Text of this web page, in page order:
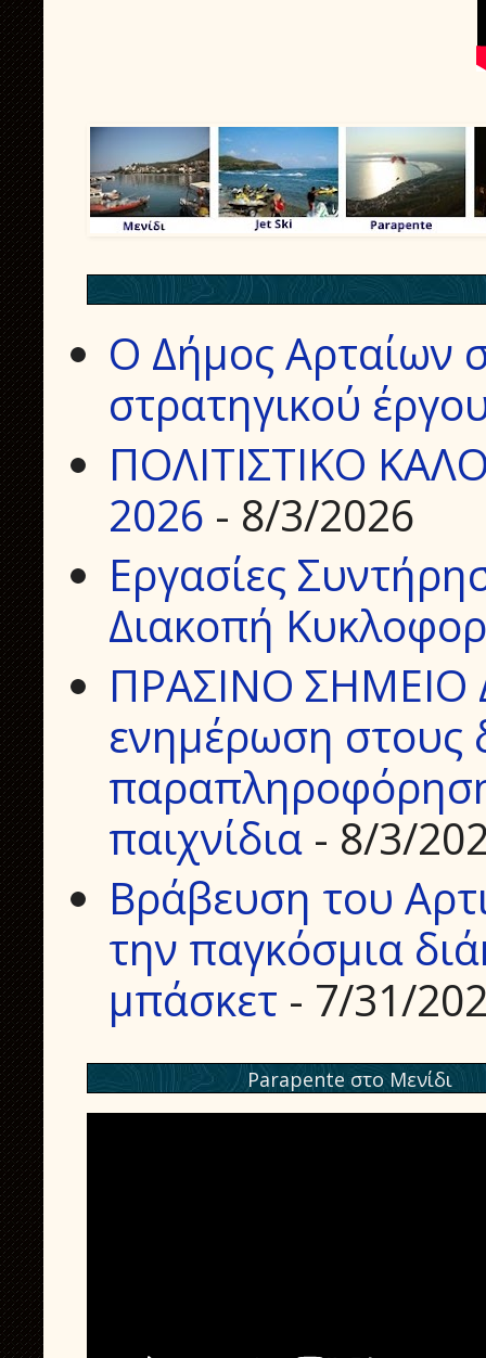
Ο Δήμος Αρταίων
στρατηγικού
ΠΟΛΙΤΙΣΤΙΚΟ
2026 - 8/3/2026
Εργασίες
Διακοπή
ΠΡΑΣΙΝΟ
ενημέρωση στους
παιχνίδια - 8/3/
Βράβευση του
την παγκόσμια
μπάσκετ - 7/31/
Parapente στο Μενίδι